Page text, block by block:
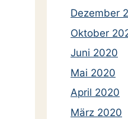
Dezember
Oktober
Juni 2020
Mai 2020
April 2020
März 2020